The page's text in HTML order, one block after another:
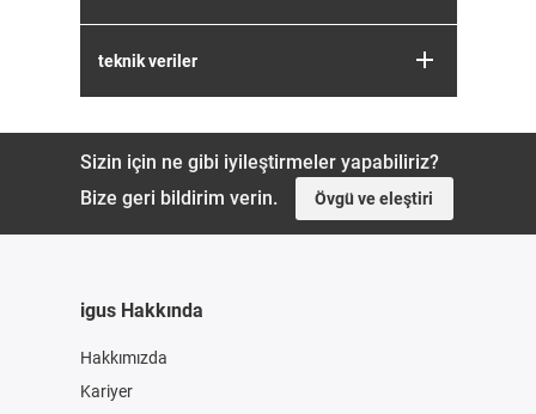
teknik veriler
Sizin için ne gibi iyileştirmeler yapabiliriz?
Bize geri bildirim verin.
Övgü ve eleştiri
igus Hakkında
Hakkımızda
Kariyer